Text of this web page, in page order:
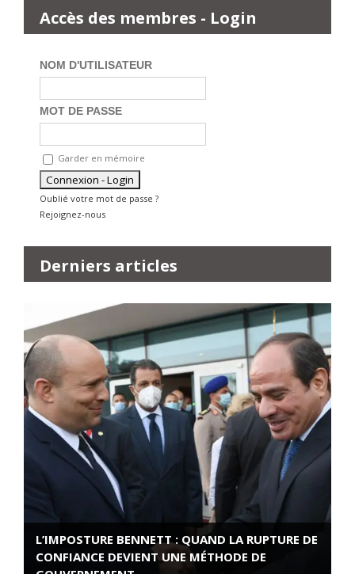
Accès des membres - Login
NOM D'UTILISATEUR
MOT DE PASSE
Garder en mémoire
Oublié votre mot de passe ?
Rejoignez-nous
Derniers articles
L’IMPOSTURE BENNETT : QUAND LA RUPTURE DE
CONFIANCE DEVIENT UNE MÉTHODE DE